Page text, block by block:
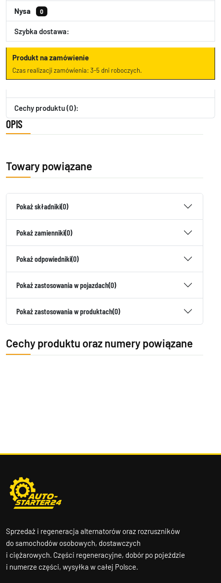
Nysa 0
Szybka dostawa:
Produkt na zamówienie
Czas realizacji zamówienia: 3-5 dni roboczych.
Cechy produktu (0):
OPIS
Towary powiązane
Pokaż składniki(0)
Pokaż zamienniki(0)
Pokaż odpowiedniki(0)
Pokaż zastosowania w pojazdach(0)
Pokaż zastosowania w produktach(0)
Cechy produktu oraz numery powiązane
Sprzedaż i regeneracja alternatorów oraz rozruszników
do samochodów osobowych, dostawczych
i ciężarowych. Części regeneracyjne, dobór po pojeździe
i numerze części, wysyłka w całej Polsce.